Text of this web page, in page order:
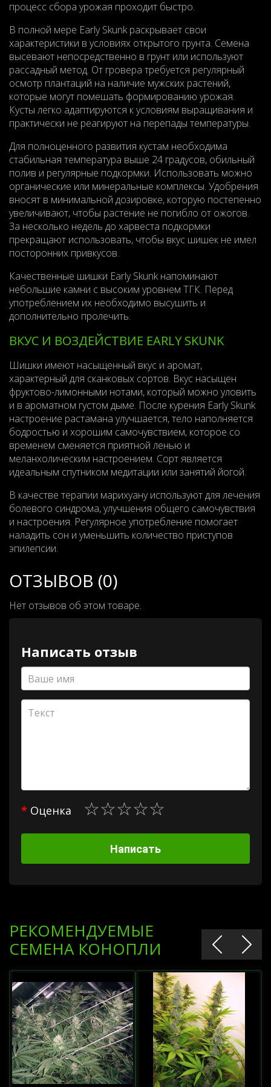
процесс сбора урожая проходит быстро.
В полной мере Early Skunk раскрывает свои
характеристики в условиях открытого грунта. Семена
высевают непосредственно в грунт или используют
рассадный метод. От гровера требуется регулярный
осмотр плантаций на наличие мужских растений,
которые могут помешать формированию урожая.
Кусты легко адаптируются к условиям выращивания и
практически не реагируют на перепады температуры.
Для полноценного развития кустам необходима
стабильная температура выше 24 градусов, обильный
полив и регулярные подкормки. Использовать можно
органические или минеральные комплексы. Удобрения
вносят в минимальной дозировке, которую постепенно
увеличивают, чтобы растение не погибло от ожогов.
За несколько недель до харвеста подкормки
прекращают использовать, чтобы вкус шишек не имел
посторонних привкусов.
Качественные шишки Early Skunk напоминают
небольшие камни с высоким уровнем ТГК. Перед
употреблением их необходимо высушить и
дополнительно пролечить.
ВКУС И ВОЗДЕЙСТВИЕ EARLY SKUNK
Шишки имеют насыщенный вкус и аромат,
характерный для сканковых сортов. Вкус насыщен
фруктово-лимонными нотами, который можно уловить
и в ароматном густом дыме. После курения Early Skunk
настроение растамана улучшается, тело наполняется
бодростью и хорошим самочувствием, которое со
временем сменяется приятной ленью и
меланхолическим настроением. Сорт является
идеальным спутником медитации или занятий йогой.
В качестве терапии марихуану используют для лечения
болевого синдрома, улучшения общего самочувствия
и настроения. Регулярное употребление помогает
наладить сон и уменьшить количество приступов
эпилепсии.
ОТЗЫВОВ (0)
Нет отзывов об этом товаре.
Написать отзыв
Оценка
Написать
РЕКОМЕНДУЕМЫЕ
СЕМЕНА КОНОПЛИ